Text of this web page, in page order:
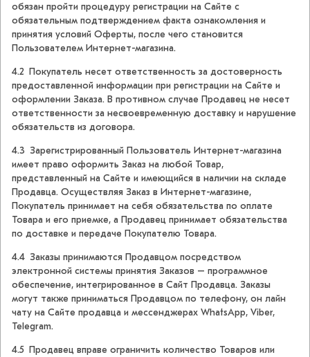
обязан пройти процедуру регистрации на Сайте с
обязательным подтверждением факта ознакомления и
принятия условий Оферты, после чего становится
Пользователем Интернет-магазина.
4.2 Покупатель несет ответственность за достоверность
предоставленной информации при регистрации на Сайте и
оформлении Заказа. В противном случае Продавец не несет
ответственности за несвоевременную доставку и нарушение
обязательств из договора.
4.3 Зарегистрированный Пользователь Интернет-магазина
имеет право оформить Заказ на любой Товар,
представленный на Сайте и имеющийся в наличии на складе
Продавца. Осуществляя Заказ в Интернет-магазине,
Покупатель принимает на себя обязательства по оплате
Товара и его приемке, а Продавец принимает обязательства
по доставке и передаче Покупателю Товара.
4.4 Заказы принимаются Продавцом посредством
электронной системы принятия Заказов – программное
обеспечение, интегрированное в Сайт Продавца. Заказы
могут также приниматься Продавцом по телефону, он лайн
чату на Сайте продавца и мессенджерах WhatsApp, Viber,
Telegram.
4.5 Продавец вправе ограничить количество Товаров или